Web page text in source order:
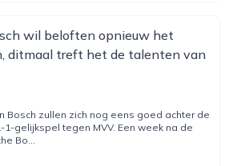
wil beloften opnieuw het
ditmaal treft het de talenten van
Bosch zullen zich nog eens goed achter de
gelijkspel tegen MVV. Een week na de
Bo...